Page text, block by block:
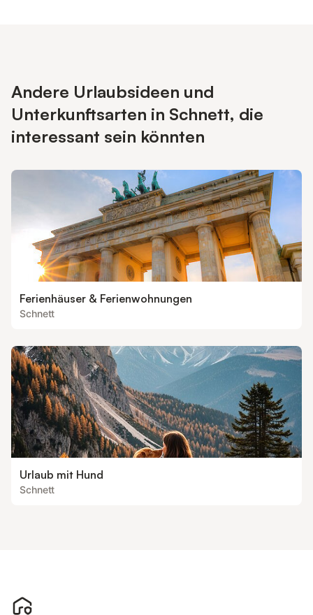
Andere Urlaubsideen und
Unterkunftsarten in Schnett, die
interessant sein könnten
Ferienhäuser & Ferienwohnungen
Schnett
Urlaub mit Hund
Schnett